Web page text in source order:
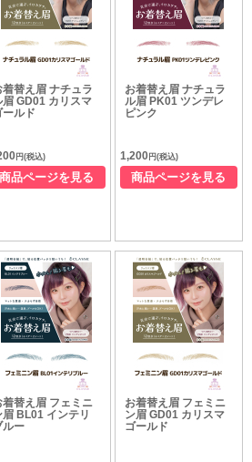
着替え眉 ナチュラ
眉 GD01 カリスマ
ールド
円(税込)
商品ページを見る
お着替え眉 ナチュラ
ル眉 PK01 ツンデレ
ピンク
1,200円(税込)
商品ページを見る
着替え眉 フェミニ
眉 BL01 インテリ
ルー
お着替え眉 フェミニ
ン眉 GD01 カリスマ
ゴールド